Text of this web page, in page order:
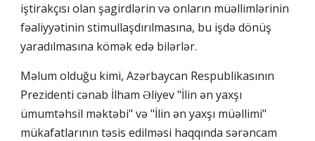
iştirakçısı olan şagirdlərin və onların müəllimlərinin
fəaliyyətinin stimullaşdırılmasına, bu işdə dönüş
yaradılmasına kömək edə bilərlər.
Məlum olduğu kimi, Azərbaycan Respublikasının
Prezidenti cənab İlham Əliyev "İlin ən yaxşı
ümumtəhsil məktəbi" və "İlin ən yaxşı müəllimi"
mükafatlarının təsis edilməsi haqqında sərəncam